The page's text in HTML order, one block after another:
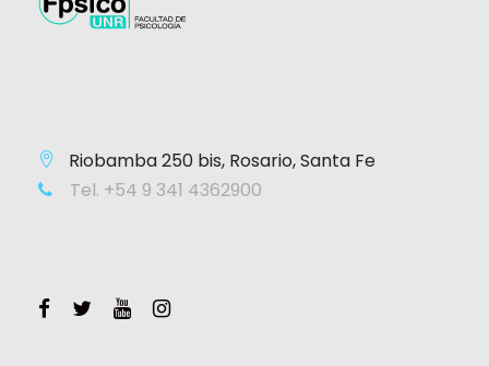
Riobamba 250 bis, Rosario, Santa Fe
Tel. +54 9 341 4362900